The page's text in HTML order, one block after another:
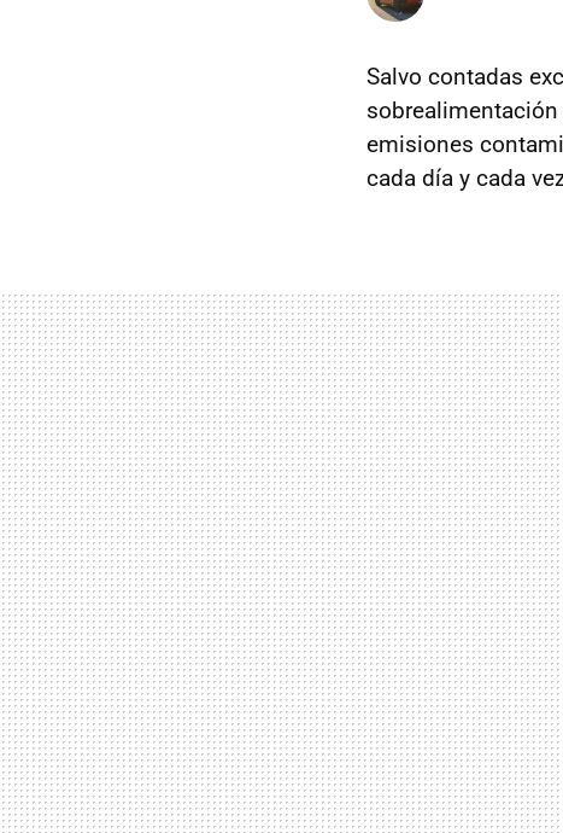
Salvo contadas
emisiones
cada día y cada